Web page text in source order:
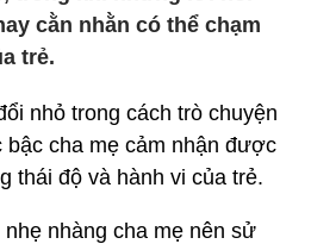
cằn nhằn có thể chạm
trẻ.
nhỏ trong cách trò chuyện
bậc cha mẹ cảm nhận được
thái độ và hành vi của trẻ.
nhàng cha mẹ nên sử